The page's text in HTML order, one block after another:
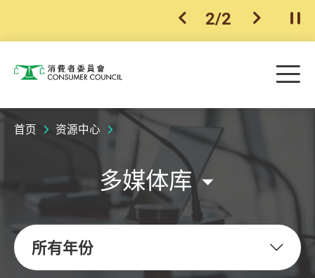
上一个
2/2 下一个开
消费者委员会 目
首页 资源中心
多媒体库
所有年份